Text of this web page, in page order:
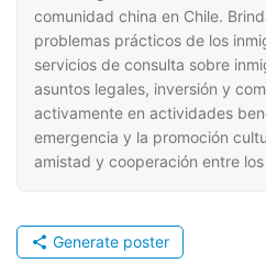
comunidad china en Chile.
problemas prácticos de los
servicios de consulta sobre
asuntos legales, inversión y
activamente en actividades
emergencia y la promoción
amistad y cooperación entre
Generate poster